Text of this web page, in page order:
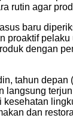
rutin agar
baru
proaktif pelaku
dengan
tahun depan
langsung
kesehatan
dan